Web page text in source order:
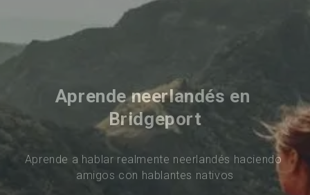
Aprende neerlandés en
Bridgeport
Aprende a hablar realmente neerlandés haciendo
amigos con hablantes nativos